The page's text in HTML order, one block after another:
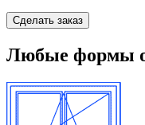
Любые формы